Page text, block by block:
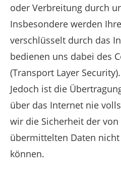
oder Verbreitung durch
Insbesondere werden
verschlüsselt durch das
bedienen uns dabei des
(Transport Layer Security).
Jedoch ist die
über das Internet nie
wir die Sicherheit der
übermittelten Daten
können.